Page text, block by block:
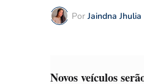
Por Jaindna Jhulia
Novos veículos